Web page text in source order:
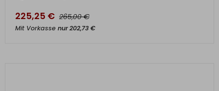
225,25 € 265,00€
Mit Vorkasse nur202,73€